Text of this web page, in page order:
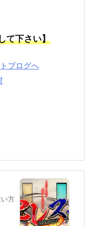
て下さい】
方